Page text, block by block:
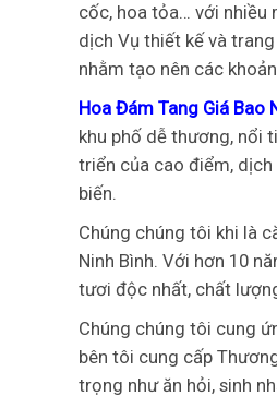
cốc, hoa tỏa… với nhiều
dịch Vụ thiết kế và
nhằm tạo nên các
Hoa Đám Tang Giá Bao
khu phố dễ thương, nổi
triển của cao điểm,
biến.
Chúng chúng tôi khi là
Ninh Bình. Với hơn 10
tươi độc nhất, chất
Chúng chúng tôi cung
bên tôi cung cấp
trọng như ăn hỏi, sinh